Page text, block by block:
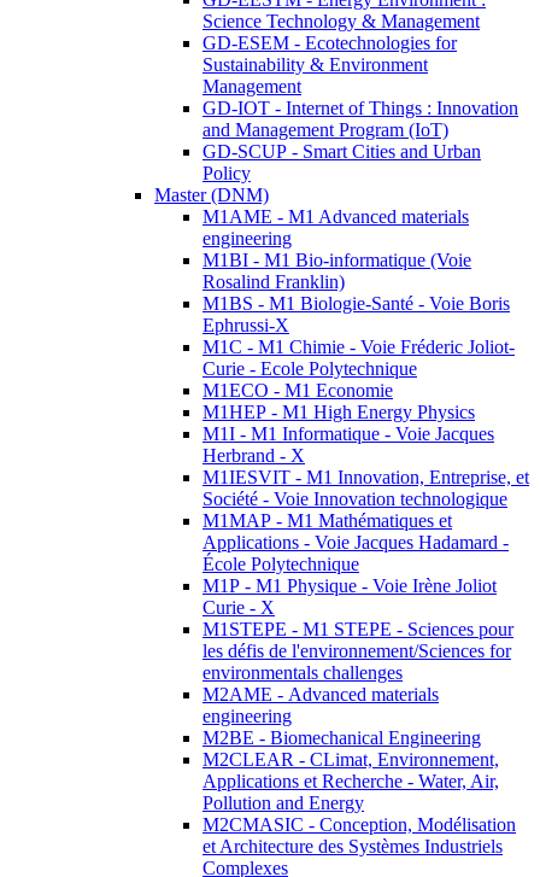
Science Technology & Management
GD-ESEM - Ecotechnologies for
Sustainability & Environment
Management
GD-IOT - Internet of Things : Innovation
and Management Program (IoT)
GD-SCUP - Smart Cities and Urban
Policy
Master (DNM)
M1AME - M1 Advanced materials
engineering
M1BI - M1 Bio-informatique (Voie
Rosalind Franklin)
M1BS - M1 Biologie-Santé - Voie Boris
Ephrussi-X
M1C - M1 Chimie - Voie Fréderic Joliot-
Curie - Ecole Polytechnique
M1ECO - M1 Economie
M1HEP - M1 High Energy Physics
M1I - M1 Informatique - Voie Jacques
Herbrand - X
M1IESVIT - M1 Innovation, Entreprise, et
Société - Voie Innovation technologique
M1MAP - M1 Mathématiques et
Applications - Voie Jacques Hadamard -
École Polytechnique
M1P - M1 Physique - Voie Irène Joliot
Curie - X
M1STEPE - M1 STEPE - Sciences pour
les défis de l'environnement/Sciences for
environmentals challenges
M2AME - Advanced materials
engineering
M2BE - Biomechanical Engineering
M2CLEAR - CLimat, Environnement,
Applications et Recherche - Water, Air,
Pollution and Energy
M2CMASIC - Conception, Modélisation
et Architecture des Systèmes Industriels
Complexes